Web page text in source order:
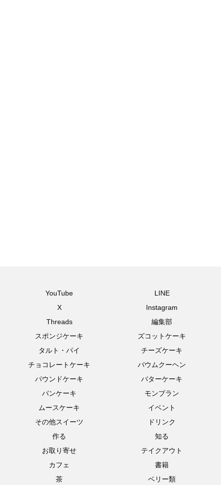
YouTube
LINE
X
Instagram
Threads
編集部
スポンジケーキ
ズコットケーキ
タルト・パイ
チーズケーキ
チョコレートケーキ
バウムクーヘン
パウンドケーキ
バターケーキ
パンケーキ
モンブラン
ムースケーキ
イベント
その他スイーツ
ドリンク
作る
知る
お取り寄せ
テイクアウト
カフェ
書籍
茶
ベリー類